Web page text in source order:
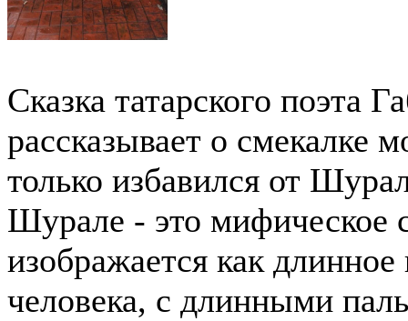
Сказка татарского поэта
рассказывает о смекалке
только избавился от
Шурале - это мифическое
изображается как
человека, с длинными